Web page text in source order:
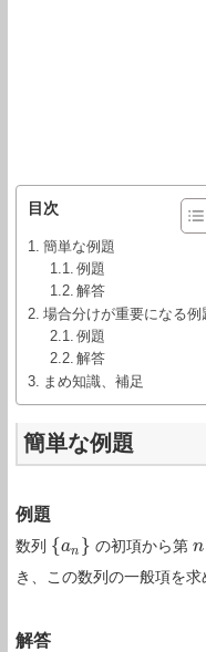
目次
簡単な例題
例題
解答
場合分けが重要になる例
例題
解答
まめ知識、補足
簡単な例題
例題
数列 {an }
{ an} の初項から第n
n
き、この数列の一般項を求
解答